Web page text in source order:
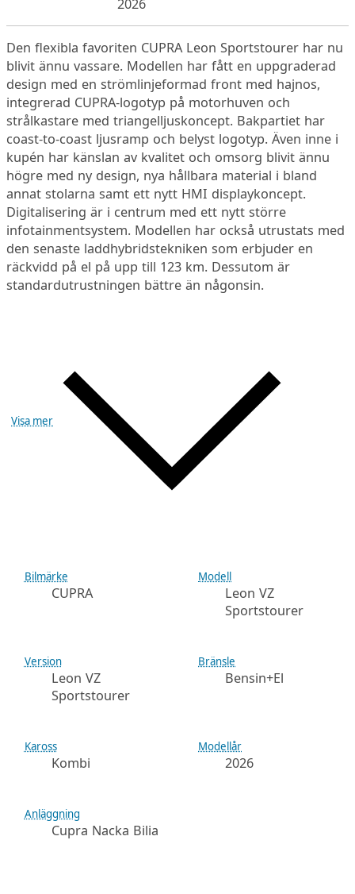
2026
Den flexibla favoriten CUPRA Leon Sportstourer har nu
blivit ännu vassare. Modellen har fått en uppgraderad
design med en strömlinjeformad front med hajnos,
integrerad CUPRA-logotyp på motorhuven och
strålkastare med triangelljuskoncept. Bakpartiet har
coast-to-coast ljusramp och belyst logotyp. Även inne i
kupén har känslan av kvalitet och omsorg blivit ännu
högre med ny design, nya hållbara material i bland
annat stolarna samt ett nytt HMI displaykoncept.
Digitalisering är i centrum med ett nytt större
infotainmentsystem. Modellen har också utrustats med
den senaste laddhybridstekniken som erbjuder en
räckvidd på el på upp till 123 km. Dessutom är
standardutrustningen bättre än någonsin.
Visa mer
Bilmärke
CUPRA
Modell
Leon VZ
Sportstourer
Version
Leon VZ
Sportstourer
Bränsle
Bensin+El
Kaross
Kombi
Modellår
2026
Anläggning
Cupra Nacka Bilia